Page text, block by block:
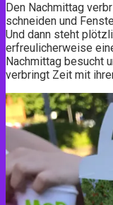
Den Nachmittag
schneiden und
Und dann steht
erfreulicherweise
Nachmittag besucht
verbringt Zeit mit